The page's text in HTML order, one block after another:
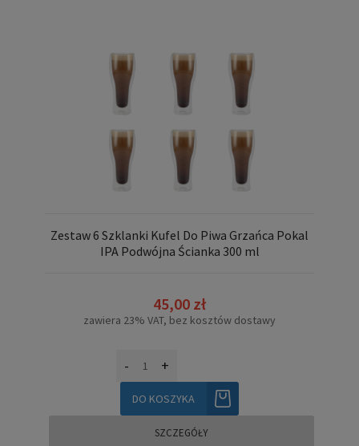
Zestaw 6 Szklanki Kufel Do Piwa Grzańca Pokal
IPA Podwójna Ścianka 300 ml
45,00 zł
zawiera 23% VAT, bez kosztów dostawy
- +
DO KOSZYKA
SZCZEGÓŁY